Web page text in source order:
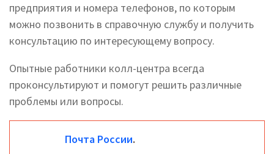
предприятия и номера телефонов, по которым
можно позвонить в справочную службу и получить
консультацию по интересующему вопросу.
Опытные работники колл-центра всегда
проконсультируют и помогут решить различные
проблемы или вопросы.
Почта России.